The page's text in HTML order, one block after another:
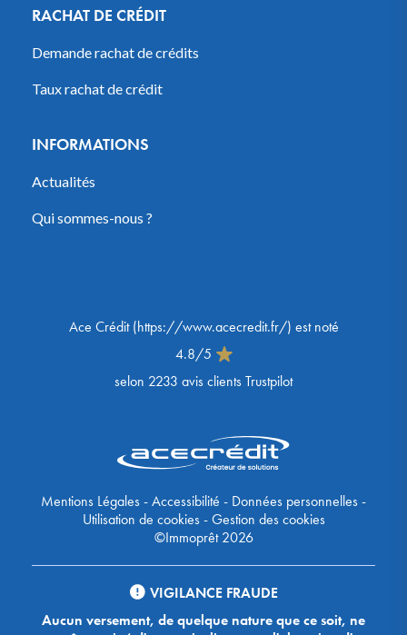
RACHAT DE CRÉDIT
Demande rachat de crédits
Taux rachat de crédit
INFORMATIONS
Actualités
Qui sommes-nous ?
Ace Crédit(https://www.acecredit.fr/) est noté
4.8/5
selon 2233 avis clients Trustpilot
Mentions Légales-Accessibilité - Données personnelles-
Utilisation de cookies-Gestion des cookies
©Immoprêt 2026
VIGILANCE FRAUDE
Aucun versement, de quelque nature que ce soit, ne